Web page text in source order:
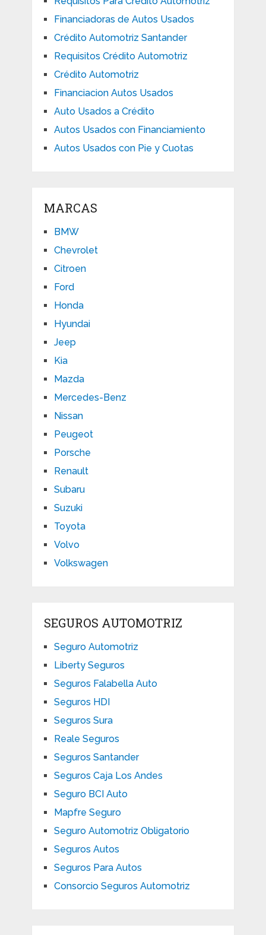
Financiadoras de Autos Usados
Crédito Automotriz Santander
Requisitos Crédito Automotriz
Crédito Automotriz
Financiacion Autos Usados
Auto Usados a Crédito
Autos Usados con Financiamiento
Autos Usados con Pie y Cuotas
MARCAS
BMW
Chevrolet
Citroen
Ford
Honda
Hyundai
Jeep
Kia
Mazda
Mercedes-Benz
Nissan
Peugeot
Porsche
Renault
Subaru
Suzuki
Toyota
Volvo
Volkswagen
SEGUROS AUTOMOTRIZ
Seguro Automotriz
Liberty Seguros
Seguros Falabella Auto
Seguros HDI
Seguros Sura
Reale Seguros
Seguros Santander
Seguros Caja Los Andes
Seguro BCI Auto
Mapfre Seguro
Seguro Automotriz Obligatorio
Seguros Autos
Seguros Para Autos
Consorcio Seguros Automotriz